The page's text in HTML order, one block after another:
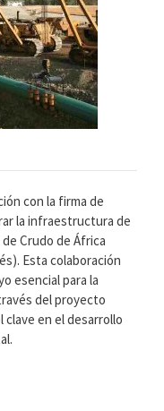
con la firma de
la infraestructura de
Crudo de África
Esta colaboración
esencial para la
del proyecto
clave en el desarrollo